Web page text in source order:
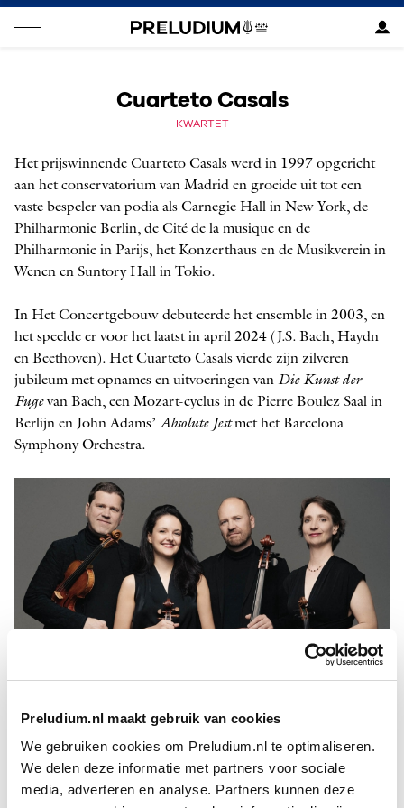
Preludium.nl maakt gebruik van cookies
We gebruiken cookies om Preludium.nl te optimaliseren.
We delen deze informatie met partners voor sociale
media, adverteren en analyse. Partners kunnen deze
Cuarteto Casals
KWARTET
Het prijswinnende Cuarteto Casals werd in 1997 opgericht
aan het conservatorium van Madrid en groeide uit tot een
vaste bespeler van podia als Carnegie Hall in New York, de
Philharmonie Berlin, de Cité de la musique en de
Philharmonie in Parijs, het Konzerthaus en de Musikverein in
Wenen en Suntory Hall in Tokio.
In Het Concertgebouw debuteerde het ensemble in 2003, en
het speelde er voor het laatst in april 2024 (J.S. Bach, Haydn
en Beethoven). Het Cuarteto Casals vierde zijn zilveren
jubileum met opnames en uitvoeringen van Die Kunst der
Fugevan Bach, een Mozart-cyclus in de Pierre Boulez Saal in
Berlijn en John Adams’ Absolute Jestmet het Barcelona
Symphony Orchestra.
Cuarteto Casals
In 2020 verscheen de laatste cd van een driedelige
Beethovenreeks, in 2021 het tweede deel van de aanHaydn